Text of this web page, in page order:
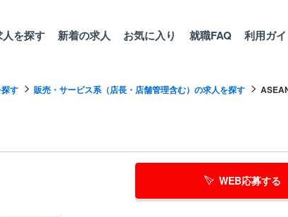
人を探す 新着の求人 お気に入り 就職FAQ 利用ガ
す 販売・サービス系（店長・店舗管理含む）の求人を探す
WEB応募する